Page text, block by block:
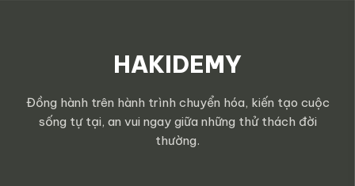
HAKIDEMY
Đồng hành trên hành trình chuyển hóa, kiến tạo cuộc
sống tự tại, an vui ngay giữa những thử thách đời
thường.